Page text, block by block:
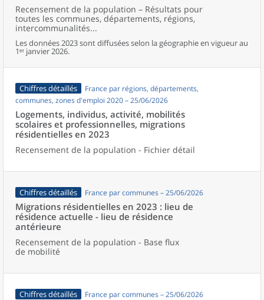
Recensement de la population – Résultats pour
toutes les communes, départements, régions,
intercommunalités...
Les données 2023 sont diffusées selon la géographie en vigueur au
1ᵉʳ janvier 2026.
Chiffres détaillés
France par régions, départements,
communes, zones d'emploi 2020 – 25/06/2026
Logements, individus, activité, mobilités
scolaires et professionnelles, migrations
résidentielles en 2023
Recensement de la population - Fichier détail
Chiffres détaillés France par communes – 25/06/2026
Migrations résidentielles en 2023 : lieu de
résidence actuelle - lieu de résidence
antérieure
Recensement de la population - Base flux
de mobilité
Chiffres détaillés France par communes – 25/06/2026